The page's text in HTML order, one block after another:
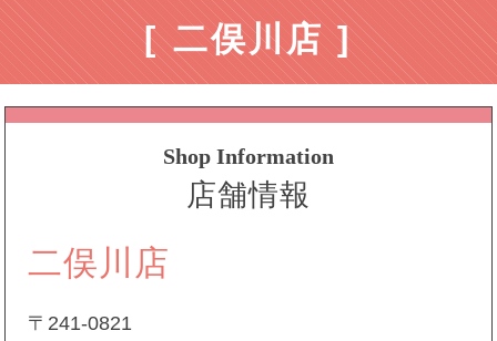
[ 二俣川店 ]
Shop Information
店舗情報
二俣川店
〒241-0821